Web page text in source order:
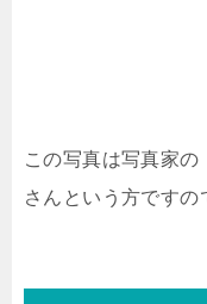
この写真は写真家の
さんという方ですの